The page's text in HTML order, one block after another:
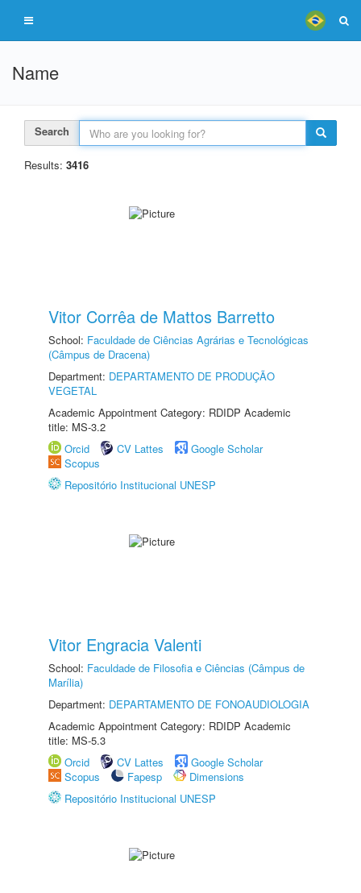
Name
Search
Results: 3416
Vitor Corrêa de Mattos Barretto
School: Faculdade de Ciências Agrárias e Tecnológicas
(Câmpus de Dracena)
Department: DEPARTAMENTO DE PRODUÇÃO
VEGETAL
Academic Appointment Category: RDIDP Academic
title: MS-3.2
Orcid
CV Lattes
Google Scholar
Scopus
Repositório Institucional UNESP
Vitor Engracia Valenti
School: Faculdade de Filosofia e Ciências (Câmpus de
Marília)
Department: DEPARTAMENTO DE FONOAUDIOLOGIA
Academic Appointment Category: RDIDP Academic
title: MS-5.3
Orcid
CV Lattes
Google Scholar
Scopus
Fapesp
Dimensions
Repositório Institucional UNESP